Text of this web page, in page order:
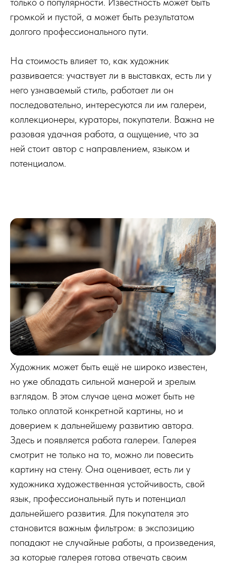
громкой и пустой, а может быть результатом
долгого профессионального пути.
На стоимость влияет то, как художник
развивается: участвует ли в выставках, есть ли у
него узнаваемый стиль, работает ли он
последовательно, интересуются ли им галереи,
коллекционеры, кураторы, покупатели. Важна не
разовая удачная работа, а ощущение, что за
ней стоит автор с направлением, языком и
потенциалом.
Художник может быть ещё не широко известен,
но уже обладать сильной манерой и зрелым
взглядом. В этом случае цена может быть не
только оплатой конкретной картины, но и
доверием к дальнейшему развитию автора.
Здесь и появляется работа галереи. Галерея
смотрит не только на то, можно ли повесить
картину на стену. Она оценивает, есть ли у
художника художественная устойчивость, свой
язык, профессиональный путь и потенциал
дальнейшего развития. Для покупателя это
становится важным фильтром: в экспозицию
попадают не случайные работы, а произведения,
за которые галерея готова отвечать своим